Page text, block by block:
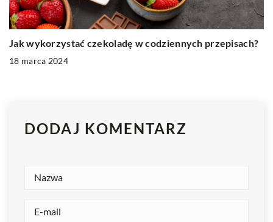
Jak wykorzystać czekoladę w codziennych przepisach?
18 marca 2024
DODAJ KOMENTARZ